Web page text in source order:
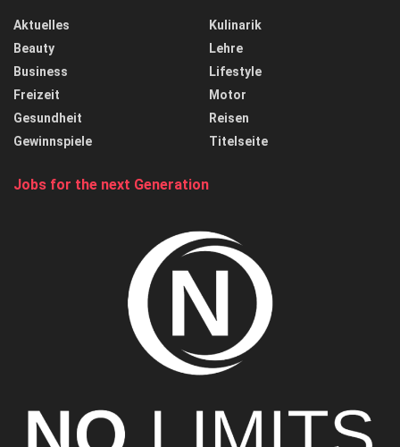
Aktuelles
Beauty
Business
Freizeit
Gesundheit
Gewinnspiele
Kulinarik
Lehre
Lifestyle
Motor
Reisen
Titelseite
Jobs for the next Generation